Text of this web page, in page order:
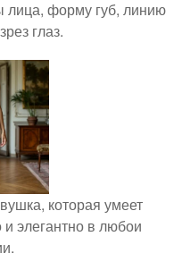
лица, форму губ, линию
глаз.
которая умеет
и элегантно в любои